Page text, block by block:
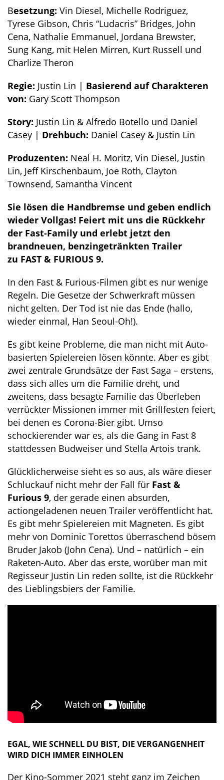
Besetzung: Vin Diesel, Michelle Rodriguez,
Tyrese Gibson, Chris “Ludacris” Bridges, John
Cena, Nathalie Emmanuel, Jordana Brewster,
Sung Kang, mit Helen Mirren, Kurt Russell und
Charlize Theron
Regie: Justin Lin | Basierend auf Charakteren
von: Gary Scott Thompson
Story: Justin Lin & Alfredo Botello und Daniel
Casey | Drehbuch: Daniel Casey & Justin Lin
Produzenten: Neal H. Moritz, Vin Diesel, Justin
Lin, Jeff Kirschenbaum, Joe Roth, Clayton
Townsend, Samantha Vincent
Sie lösen die Handbremse und geben endlich
wieder Vollgas! Feiert mit uns die Rückkehr
der Fast-Family und erlebt jetzt den
brandneuen, benzingetränkten Trailer
zu FAST & FURIOUS 9.
In den Fast & Furious-Filmen gibt es nur wenige
Regeln. Die Gesetze der Schwerkraft müssen
nicht gelten. Der Tod ist nie das Ende (hallo,
wieder einmal, Han Seoul-Oh!).
Es gibt keine Probleme, die man nicht mit Auto-
basierten Spielereien lösen könnte. Aber es gibt
zwei zentrale Grundsätze der Fast Saga – erstens,
dass sich alles um die Familie dreht, und
zweitens, dass besagte Familie das Überleben
verrückter Missionen immer mit Grillfesten feiert,
bei denen es Corona-Bier gibt. Umso
schockierender war es, als die Gang in Fast 8
stattdessen Budweiser und Stella Artois trank.
Glücklicherweise sieht es so aus, als wäre dieser
Schluckauf nicht mehr der Fall für Fast &
Furious 9, der gerade einen absurden,
actiongeladenen neuen Trailer veröffentlicht hat.
Es gibt mehr Spielereien mit Magneten. Es gibt
mehr von Dominic Torettos überraschend bösem
Bruder Jakob (John Cena). Und – natürlich – ein
Raketen-Auto. Aber das erste, worüber man mit
Regisseur Justin Lin reden sollte, ist die Rückkehr
des Lieblingsbiers der Familie.
EGAL, WIE SCHNELL DU BIST, DIE VERGANGENHEIT
WIRD DICH IMMER EINHOLEN
Der Kino-Sommer 2021 steht ganz im Zeichen